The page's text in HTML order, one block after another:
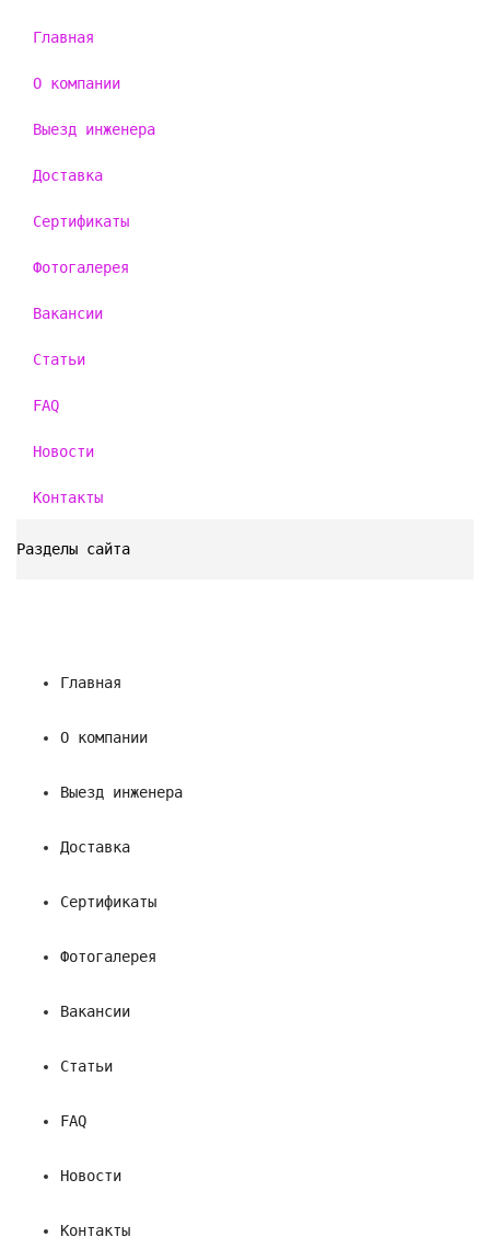
Главная
О компании
Выезд инженера
Доставка
Сертификаты
Фотогалерея
Вакансии
Статьи
FAQ
Новости
Контакты
Разделы сайта
Главная
О компании
Выезд инженера
Доставка
Сертификаты
Фотогалерея
Вакансии
Статьи
FAQ
Новости
Контакты